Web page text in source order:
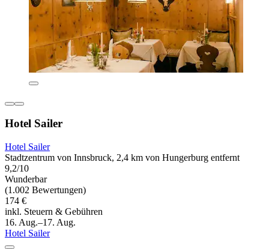
Hotel Sailer
Hotel Sailer
Stadtzentrum von Innsbruck, 2,4 km von Hungerburg entfernt
9,2/10
Wunderbar
(1.002 Bewertungen)
174 €
inkl. Steuern & Gebühren
16. Aug.–17. Aug.
Hotel Sailer